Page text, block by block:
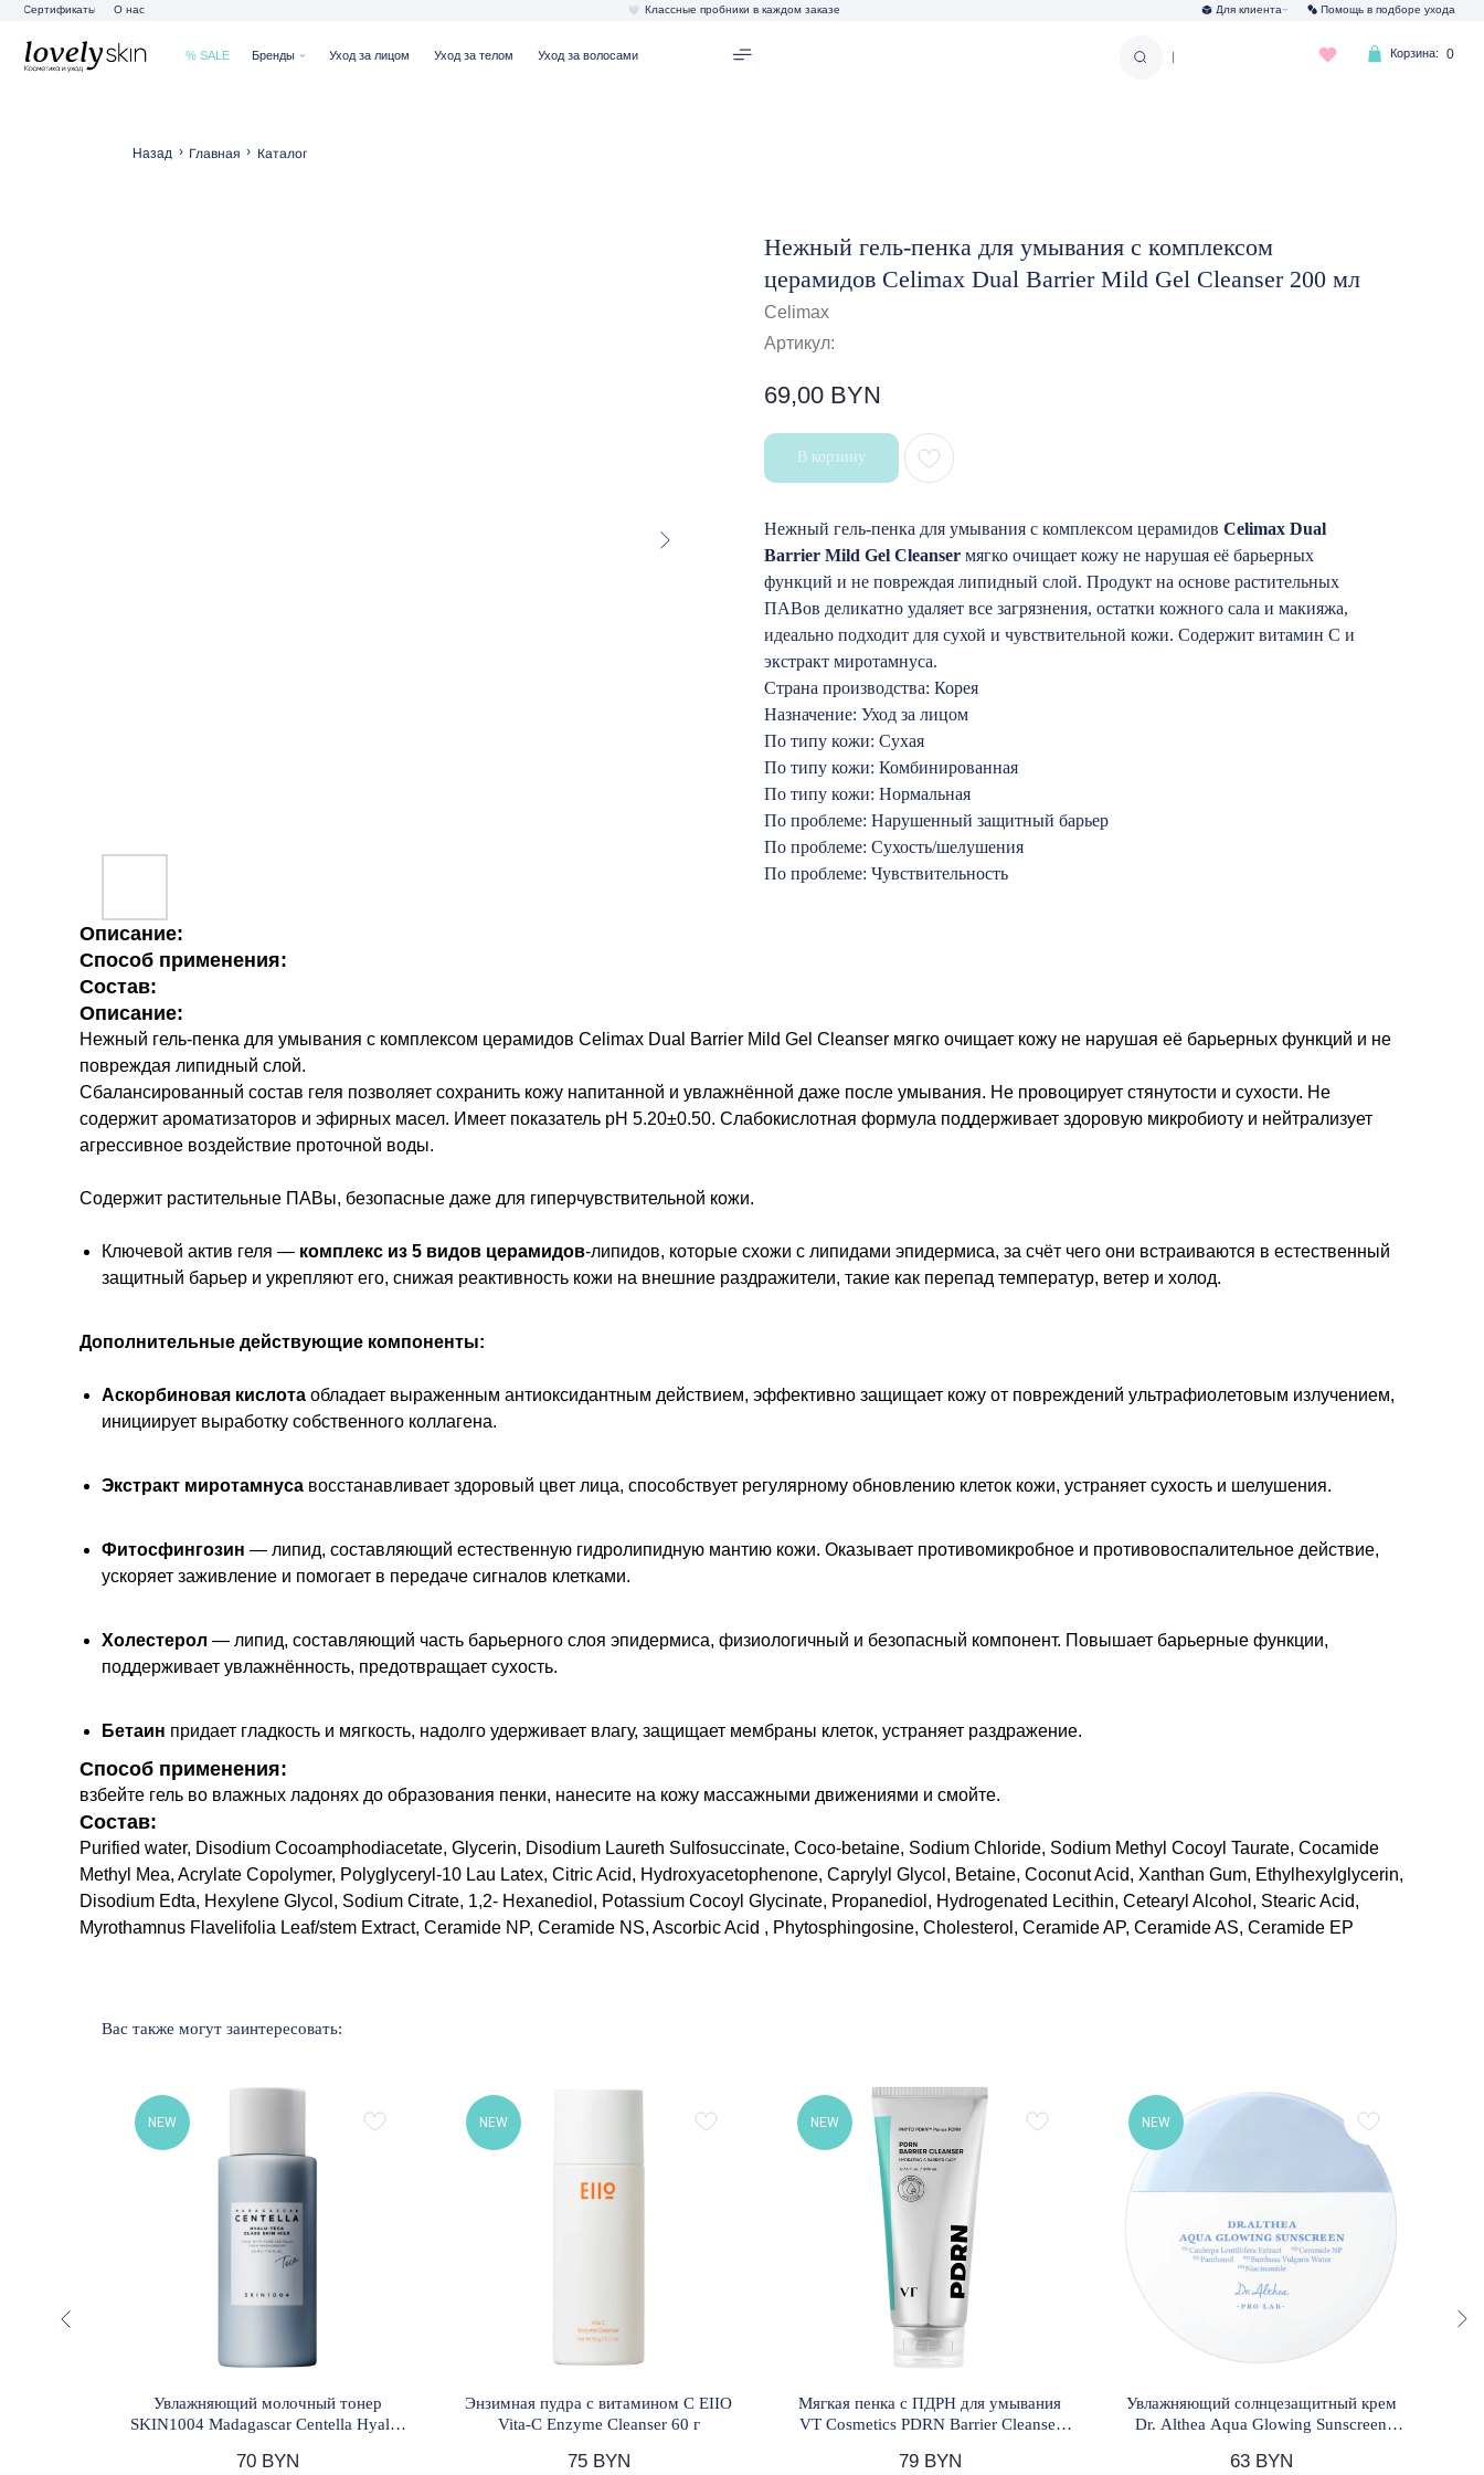
Сертификаты О нас Классные пробники в каждом заказе Помощь в подборе ухода
% SALE Бренды Уход за лицом Уход за телом Уход за волосами
Назад › Главная › Каталог
Нежный гель-пенка для умывания с комплексом
церамидов Celimax Dual Barrier Mild Gel Cleanser 200 мл
Celimax
Артикул:
69,00 BYN
В корзину
Нежный гель-пенка для умывания с комплексом церамидов Celimax Dual
Barrier Mild Gel Cleanser мягко очищает кожу не нарушая её барьерных
функций и не повреждая липидный слой. Продукт на основе растительных
ПАВов деликатно удаляет все загрязнения, остатки кожного сала и макияжа,
идеально подходит для сухой и чувствительной кожи. Содержит витамин С и
экстракт миротамнуса.
Страна производства: Корея
Назначение: Уход за лицом
По типу кожи: Сухая
По типу кожи: Комбинированная
По типу кожи: Нормальная
По проблеме: Нарушенный защитный барьер
По проблеме: Сухость/шелушения
По проблеме: Чувствительность
Описание:
Способ применения:
Состав:
Описание:
Нежный гель-пенка для умывания с комплексом церамидов Celimax Dual Barrier Mild Gel Cleanser мягко очищает кожу не нарушая её барьерных функций и не
повреждая липидный слой.
Сбалансированный состав геля позволяет сохранить кожу напитанной и увлажнённой даже после умывания. Не провоцирует стянутости и сухости. Не
содержит ароматизаторов и эфирных масел. Имеет показатель pH 5.20±0.50. Слабокислотная формула поддерживает здоровую микробиоту и нейтрализует
агрессивное воздействие проточной воды.
Содержит растительные ПАВы, безопасные даже для гиперчувствительной кожи.
Ключевой актив геля — комплекс из 5 видов церамидов-липидов, которые схожи с липидами эпидермиса, за счёт чего они встраиваются в естественный
защитный барьер и укрепляют его, снижая реактивность кожи на внешние раздражители, такие как перепад температур, ветер и холод.
Дополнительные действующие компоненты:
Аскорбиновая кислота обладает выраженным антиоксидантным действием, эффективно защищает кожу от повреждений ультрафиолетовым излучением,
инициирует выработку собственного коллагена.
Экстракт миротамнуса восстанавливает здоровый цвет лица, способствует регулярному обновлению клеток кожи, устраняет сухость и шелушения.
Фитосфингозин — липид, составляющий естественную гидролипидную мантию кожи. Оказывает противомикробное и противовоспалительное действие,
ускоряет заживление и помогает в передаче сигналов клетками.
Холестерол — липид, составляющий часть барьерного слоя эпидермиса, физиологичный и безопасный компонент. Повышает барьерные функции,
поддерживает увлажнённость, предотвращает сухость.
Бетаин придает гладкость и мягкость, надолго удерживает влагу, защищает мембраны клеток, устраняет раздражение.
Способ применения:
взбейте гель во влажных ладонях до образования пенки, нанесите на кожу массажными движениями и смойте.
Состав:
Purified water, Disodium Cocoamphodiacetate, Glycerin, Disodium Laureth Sulfosuccinate, Coco-betaine, Sodium Chloride, Sodium Methyl Cocoyl Taurate, Cocamide
Methyl Mea, Acrylate Copolymer, Polyglyceryl-10 Lau Latex, Citric Acid, Hydroxyacetophenone, Caprylyl Glycol, Betaine, Coconut Acid, Xanthan Gum, Ethylhexylglycerin,
Disodium Edta, Hexylene Glycol, Sodium Citrate, 1,2- Hexanediol, Potassium Cocoyl Glycinate, Propanediol, Hydrogenated Lecithin, Cetearyl Alcohol, Stearic Acid,
Myrothamnus Flavelifolia Leaf/stem Extract, Ceramide NP, Ceramide NS, Ascorbic Acid , Phytosphingosine, Cholesterol, Ceramide AP, Ceramide AS, Ceramide EP
Вас также могут заинтересовать:
NEW
Увлажняющий молочный тонер
SKIN1004 Madagascar Centella Hyalu-
70 BYN
NEW
Энзимная пудра с витамином С EIIO
Vita-C Enzyme Cleanser 60 г
75 BYN
NEW
Мягкая пенка с ПДРН для умывания
VT Cosmetics PDRN Barrier Cleanser
79 BYN
NEW
Увлажняющий солнцезащитный крем
Dr. Althea Aqua Glowing Sunscreen
63 BYN